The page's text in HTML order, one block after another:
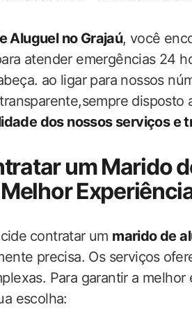
Aluguel no Grajaú, você
atender emergências 24
ao ligar para‌ nossos
disposto
dos nossos serviços e
um Marido
contratar um marido de
precisa. Os serviços
Para garantir a
escolha: